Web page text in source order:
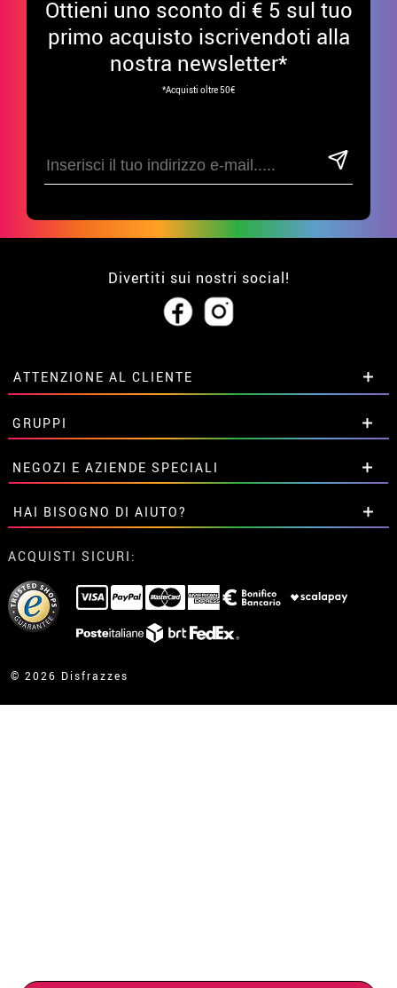
Ottieni uno sconto di € 5 sul tuo
primo acquisto iscrivendoti alla
nostra newsletter*
*Acquisti oltre 50€
Divertiti sui nostri social!
ATTENZIONE AL CLIENTE
• Su di noi
• Condizioni di vendita
• Avviso legale privacy
• Attenzione al cliente
• Utilizzo dei cookies
•Impostazioni dei cookie
GRUPPI
Sconti speciali per gruppi.
Contattaci qui
NEGOZI E AZIENDE SPECIALI
Sconti speciali per gruppi.
Contattaci qui
HAI BISOGNO DI AIUTO?
Non ho ancora fatto l'ordine
Ho gia realizzato l’ordine
Ho gia ricevuto l’ordine
contatto@disfrazzes.it
ACQUISTI SICURI:
© 2026 Disfrazzes